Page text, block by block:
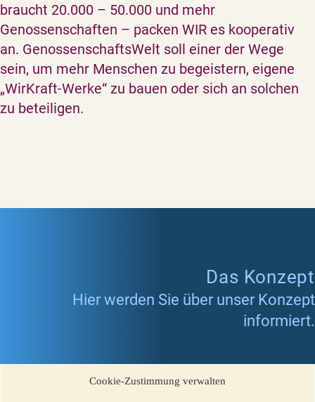
Cookie-Zustimmung verwalten
braucht 20.000 – 50.000 und mehr
Genossenschaften – packen WIR es kooperativ
an. GenossenschaftsWelt soll einer der Wege
sein, um mehr Menschen zu begeistern, eigene
„WirKraft-Werke“ zu bauen oder sich an solchen
zu beteiligen.
Das Konzept
Hier werden Sie über unser Konzept
informiert.